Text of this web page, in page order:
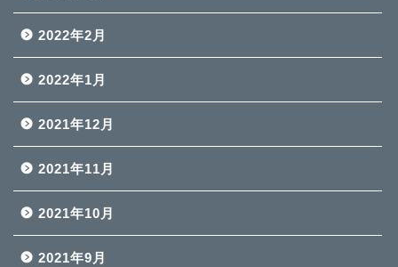
2022年2月
2022年1月
2021年12月
2021年11月
2021年10月
2021年9月